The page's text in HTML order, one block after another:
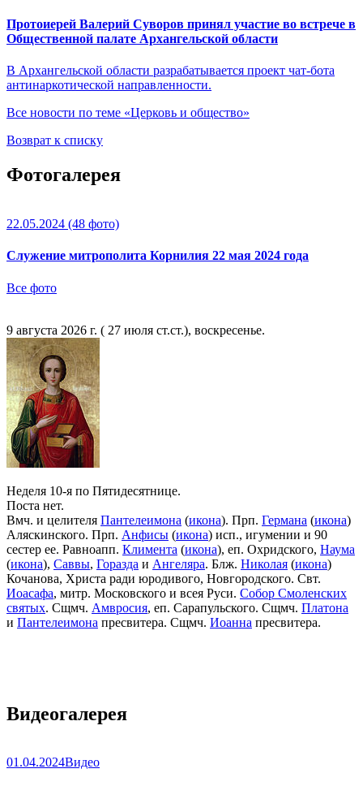
Протоиерей Валерий Суворов принял участие во встрече в
Общественной палате Архангельской области
В Архангельской области разрабатывается проект чат-бота
антинаркотической направленности.
Все новости по теме «Церковь и общество»
Возврат к списку
Фотогалерея
22.05.2024 (48 фото)
Служение митрополита Корнилия 22 мая 2024 года
Все фото
9 августа 2026 г. ( 27 июля ст.ст.), воскресенье.
Неделя 10-я по Пятидесятнице.
Поста нет.
Вмч. и целителя Пантелеимона (икона). Прп. Германа (икона)
Аляскинского. Прп. Анфисы (икона) исп., игумении и 90
сестер ее. Равноапп. Климента (икона), еп. Охридского, Наума
(икона), Саввы, Горазда и Ангеляра. Блж. Николая (икона)
Кочанова, Христа ради юродивого, Новгородского. Свт.
Иоасафа, митр. Московского и всея Руси. Собор Смоленских
святых. Сщмч. Амвросия, еп. Сарапульского. Сщмч. Платона
и Пантелеимона пресвитера. Сщмч. Иоанна пресвитера.
Видеогалерея
01.04.2024Видео